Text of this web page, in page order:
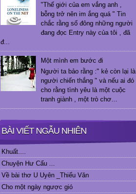
"Thế giới của em vắng anh ,
bỗng trở nên im ắng quá " Tin
chắc rằng số đông những người
đang đọc Entry này của tôi , đã
đ...
Một mình em bước đi
Người ta bảo rằng :" kẻ còn lại là
người chiến thắng " và nếu ai đó
cho rằng tình yêu là một cuộc
tranh giành , một trò chơ...
BÀI VIẾT NGẪU NHIÊN
Khuất....
Chuyện Hư Cấu ...
Về bài thơ U Uyên _Thiếu Văn
Cho một ngày ngược gió